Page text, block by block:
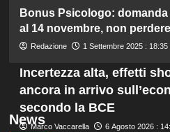
Bonus Psicologo:
al 14 novembre, non
Redazione 1 Settembre 2025 : 18:35
News
Incertezza alta, effetti
ancora in arrivo
secondo la BCE
Marco Vaccarella 6 Agosto 2026 :